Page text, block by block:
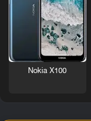
Nokia X100